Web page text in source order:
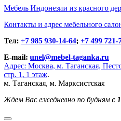
Мебель Индонезии из красного
Контакты и адрес мебельного
Тел: +7 985 930-14-64; +7 499 721-
E-mail: unel@mebel-taganka.ru
Адрес: Москва, м. Таганская,
стр. 1, 1 этаж.
м. Таганская, м. Марксистская
Ждем Вас ежедневно по будням с